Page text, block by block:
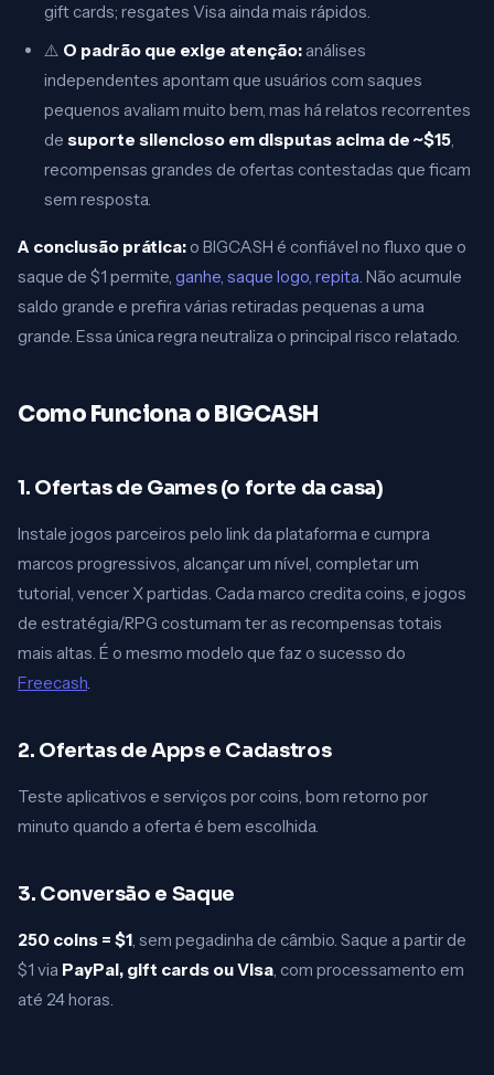
gift cards; resgates Visa ainda mais rápidos.
⚠️ O padrão que exige atenção: análises
independentes apontam que usuários com saques
pequenos avaliam muito bem, mas há relatos recorrentes
de suporte silencioso em disputas acima de ~$15,
recompensas grandes de ofertas contestadas que ficam
sem resposta.
A conclusão prática: o BIGCASH é confiável no fluxo que o
saque de $1 permite, ganhe, saque logo, repita. Não acumule
saldo grande e prefira várias retiradas pequenas a uma
grande. Essa única regra neutraliza o principal risco relatado.
Como Funciona o BIGCASH
1. Ofertas de Games (o forte da casa)
Instale jogos parceiros pelo link da plataforma e cumpra
marcos progressivos, alcançar um nível, completar um
tutorial, vencer X partidas. Cada marco credita coins, e jogos
de estratégia/RPG costumam ter as recompensas totais
mais altas. É o mesmo modelo que faz o sucesso do
Freecash.
2. Ofertas de Apps e Cadastros
Teste aplicativos e serviços por coins, bom retorno por
minuto quando a oferta é bem escolhida.
3. Conversão e Saque
250 coins = $1, sem pegadinha de câmbio. Saque a partir de
$1 via PayPal, gift cards ou Visa, com processamento em
até 24 horas.